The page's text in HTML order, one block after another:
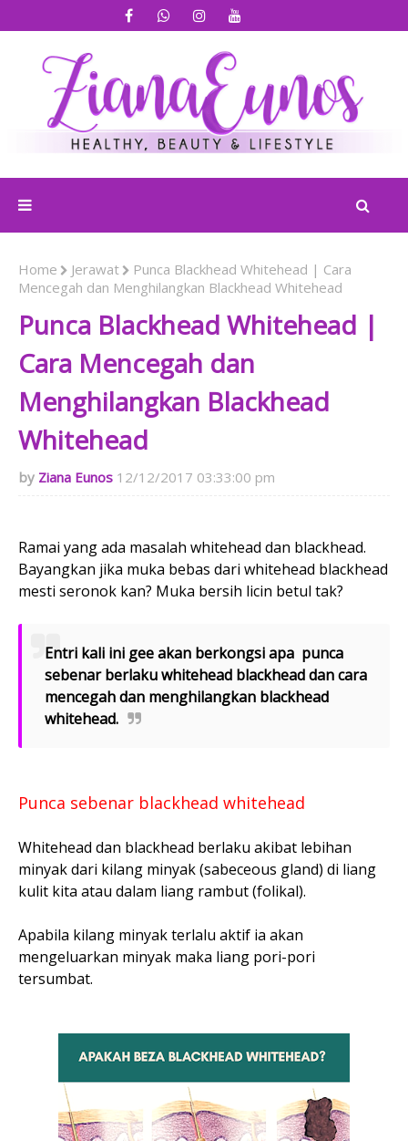
Home Jerawat
Punca Blackhead Whitehead | Cara
Mencegah dan Menghilangkan Blackhead Whitehead
Punca Blackhead Whitehead |
Cara Mencegah dan
Menghilangkan Blackhead
Whitehead
Ziana Eunos 12/12/2017 03:33:00 pm
Ramai yang ada masalah whitehead dan blackhead.
Bayangkan jika muka bebas dari whitehead blackhead
mesti seronok kan? Muka bersih licin betul tak?
Entri kali ini gee akan berkongsi apa punca
sebenar berlaku whitehead blackhead dan cara
mencegah dan menghilangkan blackhead
whitehead.
Punca sebenar blackhead whitehead
Whitehead dan blackhead berlaku akibat lebihan
minyak dari kilang minyak (sabeceous gland) di liang
kulit kita atau dalam liang rambut (folikal).
Apabila kilang minyak terlalu aktif ia akan
mengeluarkan minyak maka liang pori-pori
tersumbat.